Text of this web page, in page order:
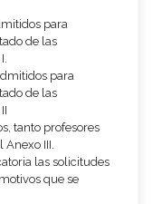
mitidos para
de las
para
de las
tanto profesores
Anexo III.
las solicitudes
que se